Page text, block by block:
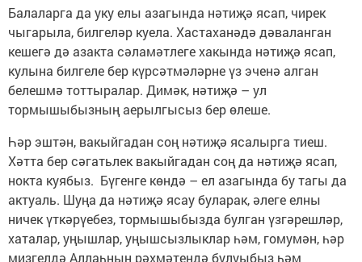
Балаларга да уку елы азагында нәтиҗә ясап, чирек
чыгарыла, билгеләр куела. Хастаханәдә дәваланган
кешегә дә азакта сәламәтлеге хакында нәтиҗә ясап,
кулына билгеле бер күрсәтмәләрне үз эченә алган
белешмә тоттыралар. Димәк, нәтиҗә – ул
тормышыбызның аерылгысыз бер өлеше.
Һәр эштән, вакыйгадан соң нәтиҗә ясалырга тиеш.
Хәтта бер сәгатьлек вакыйгадан соң да нәтиҗә ясап,
нокта куябыз. Бүгенге көндә – ел азагында бу тагы да
актуаль. Шуңа да нәтиҗә ясау буларак, әлеге елны
ничек үткәрүебез, тормышыбызда булган үзгәрешләр,
хаталар, уңышлар, уңышсызлыклар һәм, гомумән, һәр
мизгелдә Аллаһның рәхмәтендә булуыбыз һәм